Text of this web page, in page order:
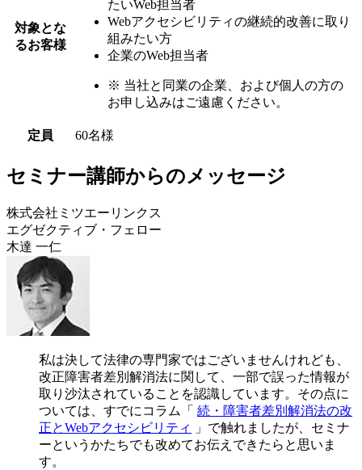
対象とな
るお客様
たいWeb担当者
Webアクセシビリティの継続的改善に取り
組みたい方
企業のWeb担当者
※ 当社と同業の企業、および個人の方の
お申し込みはご遠慮ください。
定員 60名様
セミナー講師からのメッセージ
株式会社ミツエーリンクス
エグゼクティブ・フェロー
木達 一仁
私は決して法律の専門家ではございませんけれども、
改正障害者差別解消法に関して、一部で誤った情報が
取り沙汰されていることを認識しています。その点に
ついては、すでにコラム「 続・障害者差別解消法の改
正とWebアクセシビリティ
」で触れましたが、セミナ
ーというかたちでも改めてお伝えできたらと思いま
す。